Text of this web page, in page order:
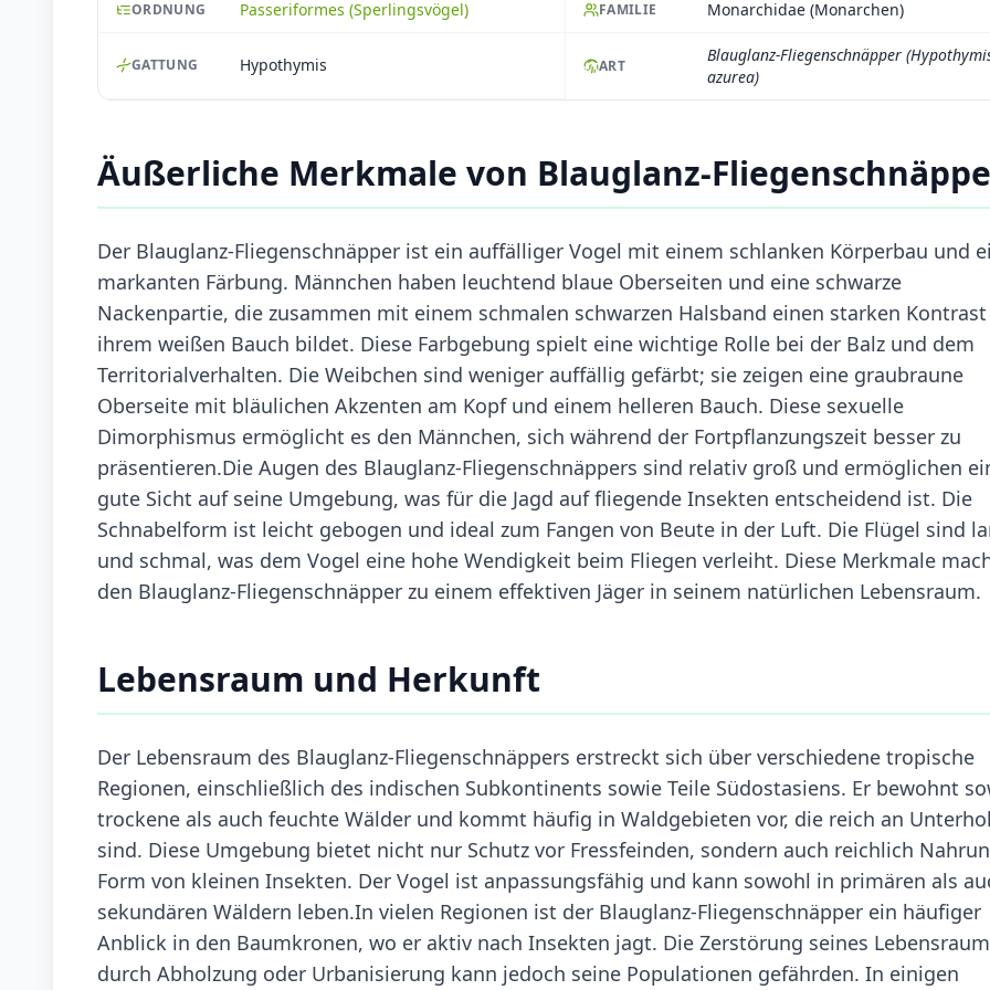
ORDNUNG Passeriformes (Sperlingsvögel) FAMILIE Monarchidae (Monarchen)
GATTUNG Hypothymis ART
Blauglanz-Fliegenschnäpper
azurea)
Äußerliche Merkmale von Blauglanz-
Der Blauglanz-Fliegenschnäpper ist ein auffälliger Vogel mit einem schlanken Körperbau und
markanten Färbung. Männchen haben leuchtend blaue Oberseiten und eine schwarze
Nackenpartie, die zusammen mit einem schmalen schwarzen Halsband einen starken Kontrast
ihrem weißen Bauch bildet. Diese Farbgebung spielt eine wichtige Rolle bei der Balz und dem
Territorialverhalten. Die Weibchen sind weniger auffällig gefärbt; sie zeigen eine graubraune
Oberseite mit bläulichen Akzenten am Kopf und einem helleren Bauch. Diese sexuelle
Dimorphismus ermöglicht es den Männchen, sich während der Fortpflanzungszeit besser zu
präsentieren.Die Augen des Blauglanz-Fliegenschnäppers sind relativ groß und ermöglichen
gute Sicht auf seine Umgebung, was für die Jagd auf fliegende Insekten entscheidend ist. Die
Schnabelform ist leicht gebogen und ideal zum Fangen von Beute in der Luft. Die Flügel sind
und schmal, was dem Vogel eine hohe Wendigkeit beim Fliegen verleiht. Diese Merkmale
den Blauglanz-Fliegenschnäpper zu einem effektiven Jäger in seinem natürlichen Lebensraum.
Lebensraum und Herkunft
Der Lebensraum des Blauglanz-Fliegenschnäppers erstreckt sich über verschiedene tropische
Regionen, einschließlich des indischen Subkontinents sowie Teile Südostasiens. Er bewohnt
trockene als auch feuchte Wälder und kommt häufig in Waldgebieten vor, die reich an
sind. Diese Umgebung bietet nicht nur Schutz vor Fressfeinden, sondern auch reichlich
Form von kleinen Insekten. Der Vogel ist anpassungsfähig und kann sowohl in primären als
sekundären Wäldern leben.In vielen Regionen ist der Blauglanz-Fliegenschnäpper ein häufiger
Anblick in den Baumkronen, wo er aktiv nach Insekten jagt. Die Zerstörung seines
durch Abholzung oder Urbanisierung kann jedoch seine Populationen gefährden. In einigen